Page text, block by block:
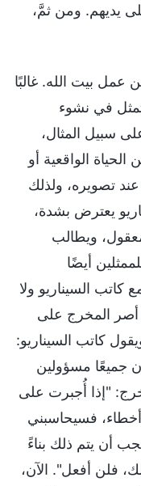
يديهم. ومن ثمَّ،
عمل بيت الله. غالبًا
في نشوء
سبيل المثال،
الواقعية أو
تصويره، ولذلك
يعترض بشدة،
ويطالب
أيضًا
كاتب السيناريو ولا
أصر المخرج على
كاتب السيناريو:
جميعًا مسؤولين
"إذا أُجبرت على
أخطاء، فسيحاسبني
أن يتم ذلك بناءً
فلن أفعل". الآن،